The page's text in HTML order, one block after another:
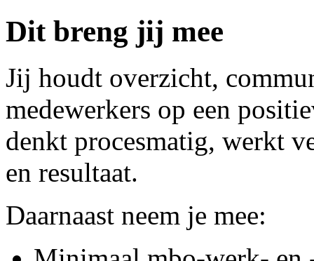
Dit breng jij mee
Jij houdt overzicht,
medewerkers op een
denkt procesmatig, werkt
en resultaat.
Daarnaast neem je mee: